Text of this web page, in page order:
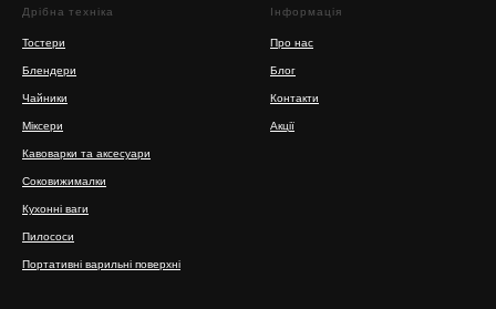
Дрібна техніка
Тостери
Блендери
Чайники
Міксери
Кавоварки та аксесуари
Соковижималки
Кухонні ваги
Пилососи
Портативні варильні поверхні
Інформація
Про нас
Блог
Контакти
Акції